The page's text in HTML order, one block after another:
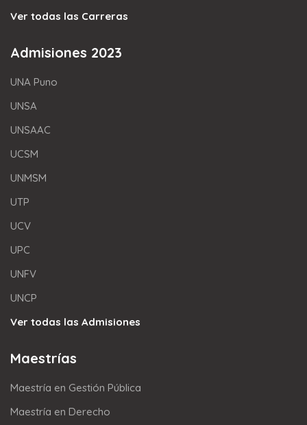
Ver todas las Carreras
Admisiones 2023
UNA Puno
UNSA
UNSAAC
UCSM
UNMSM
UTP
UCV
UPC
UNFV
UNCP
Ver todas las Admisiones
Maestrías
Maestría en Gestión Pública
Maestría en Derecho